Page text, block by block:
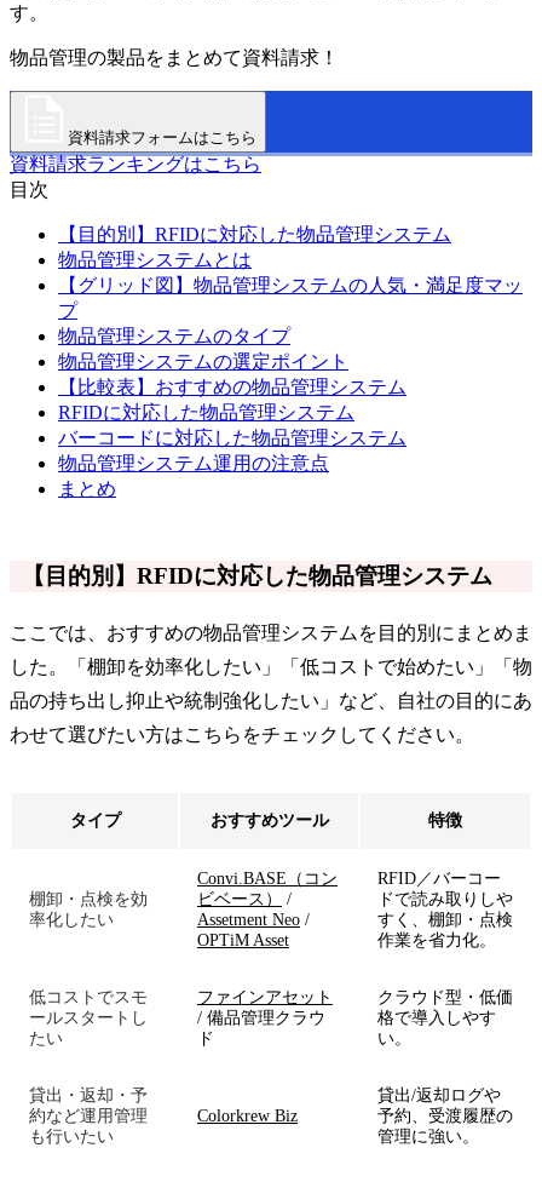
す。
物品管理の製品をまとめて資料請求！
資料請求フォームはこちら
資料請求ランキングはこちら
目次
【目的別】RFIDに対応した物品管理システム
物品管理システムとは
【グリッド図】物品管理システムの人気・満足度マッ
プ
物品管理システムのタイプ
物品管理システムの選定ポイント
【比較表】おすすめの物品管理システム
RFIDに対応した物品管理システム
バーコードに対応した物品管理システム
物品管理システム運用の注意点
まとめ
【目的別】RFIDに対応した物品管理システム
ここでは、おすすめの物品管理システムを目的別にまとめま
した。「棚卸を効率化したい」「低コストで始めたい」「物
品の持ち出し抑止や統制強化したい」など、自社の目的にあ
わせて選びたい方はこちらをチェックしてください。
タイプ おすすめツール 特徴
棚卸・点検を効
率化したい
Convi.BASE（コン
ビベース）
/
Assetment Neo /
OPTiM Asset
RFID／バーコー
ドで読み取りしや
すく、棚卸・点検
作業を省力化。
低コストでスモ
ールスタートし
たい
ファインアセット
/ 備品管理クラウ
ド
クラウド型・低価
格で導入しやす
い。
貸出・返却・予
約など運用管理
も行いたい
Colorkrew Biz
貸出/返却ログや
予約、受渡履歴の
管理に強い。